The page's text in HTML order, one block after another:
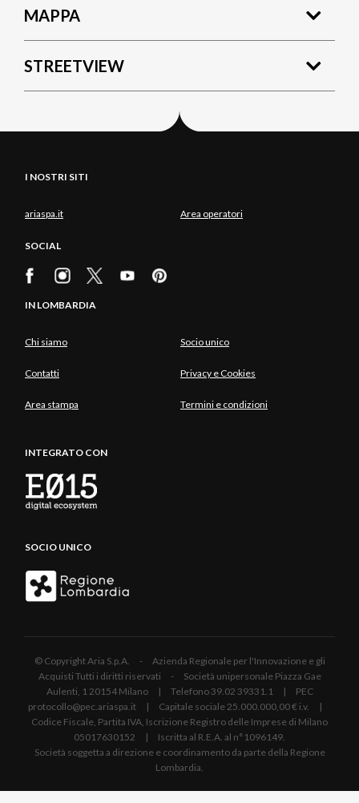
MAPPA
STREETVIEW
I NOSTRI SITI
ariaspa.it Area operatori
SOCIAL
IN LOMBARDIA
Chi siamo Socio unico
Contatti Privacy e Cookies
Area stampa Termini e condizioni
INTEGRATO CON
SOCIO UNICO
© Copyright Aria S.p.A. - Azienda Regionale per l'Innovazione e gli
Acquisti Tutti i diritti riservati - Società unipersonale Piazza Gae
Aulenti, 1 20154 Milano | Telefono 39.02 39331.1 | PEC
protocollo@pec.ariaspa.it | Capitale sociale 25.000.000,00 € i.v. |
Codice Fiscale, Partita IVA, Iscrizione Registro delle Imprese di Milano
05017630152 | Iscritta al R.E.A. al n°1096149.
Società soggetta a direzione e coordinamento da parte della Regione
Lombardia.